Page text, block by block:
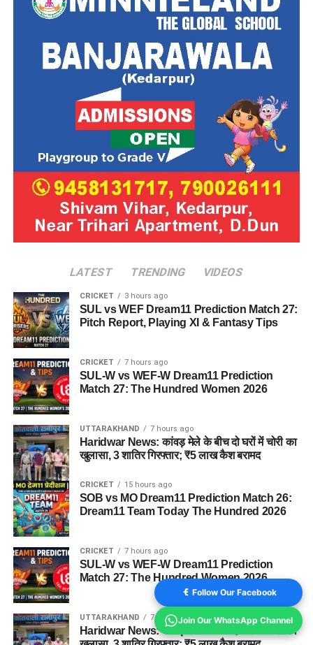
LATEST TRENDING VIDEOS
CRICKET 3 hours ago
SUL vs WEF Dream11 Prediction Match 27:
Pitch Report, Playing XI & Fantasy Tips
CRICKET 7 hours ago
SUL-W vs WEF-W Dream11 Prediction
Match 27: The Hundred Women 2026
UTTARAKHAND 7 hours ago
Haridwar News: कांवड़ मेले के बीच दो घरों में चोरी का
खुलासा, 3 शातिर गिरफ्तार; ₹5 लाख कैश बरामद
CRICKET 15 hours ago
SOB vs MO Dream11 Prediction Match 26:
Dream11 Team Today The Hundred 2026
CRICKET 7 hours ago
SUL-W vs WEF-W Dream11 Prediction
Match 27: The Hundred Women 2026
UTTARAKHAND 7 hours ago
Haridwar News: कांवड़ मेले के बीच दो घरों में चोरी का
Follow Our Facebook
Join Our WhatsApp Channel